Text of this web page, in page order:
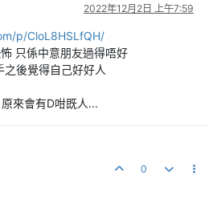
2022年12月2日 上午7:59
p/CloL8HSLfQH/
只係中意朋友過得唔好
後覺得自己好好人
來會有D咁既人...
0